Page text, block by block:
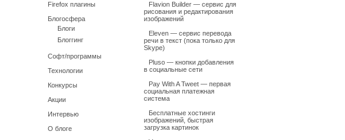
Firefox плагины
Блогосфера
Блоги
Блоггинг
Софт/программы
Технологии
Конкурсы
Акции
Интервью
О блоге
Flavion Builder — сервис для
рисования и редактирования
изображений
Eleven — сервис перевода
речи в текст (пока только для
Skype)
Pluso — кнопки добавления
в социальные сети
Pay With A Tweet — первая
социальная платежная
система
Бесплатные хостинги
изображений, быстрая
загрузка картинок